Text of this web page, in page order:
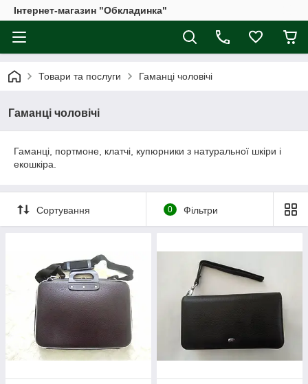
Інтернет-магазин "Обкладинка"
Товари та послуги Гаманці чоловічі
Гаманці чоловічі
Гаманці, портмоне, клатчі, купюрники з натуральної шкіри і
екошкіра.
Сортування 0 Фільтри